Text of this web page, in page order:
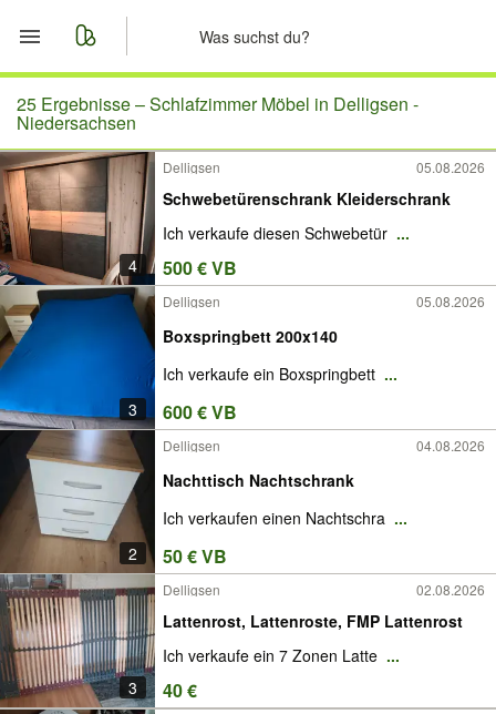
Start
Merkliste
Nachrichten
Anzeige aufgeben
25 Ergebnisse –Schlafzimmer Möbel in Delligsen -
Niedersachsen
4
Delligsen 05.08.2026
Schwebetürenschrank Kleiderschrank
Ich verkaufe diesen Schwebetür ...
500 € VB
3
Delligsen 05.08.2026
Boxspringbett 200x140
Ich verkaufe ein Boxspringbett ...
600 € VB
2
Delligsen 04.08.2026
Nachttisch Nachtschrank
Ich verkaufen einen Nachtschra ...
50 € VB
3
Delligsen 02.08.2026
Lattenrost, Lattenroste, FMP Lattenrost
Ich verkaufe ein 7 Zonen Latte ...
40 €